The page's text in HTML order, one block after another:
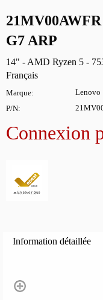
G7 ARP
14" - AMD Ryzen 5 -
Français
Marque Lenovo
P/N
Connexion
Information détaillée